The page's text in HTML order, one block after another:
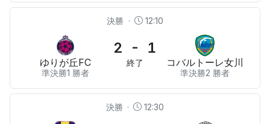
決勝 · 12:10
ゆりが丘FC
準決勝1 勝者
2 - 1
終了 コバルトーレ⼥川
準決勝2 勝者
決勝 · 12:30